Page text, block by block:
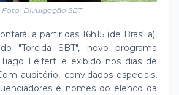
Foto: Divulgação SBT
a partir das 16h15 (de Brasília),
"Torcida SBT", novo programa
Leifert e exibido nos dias de
auditório, convidados especiais,
e nomes do elenco da